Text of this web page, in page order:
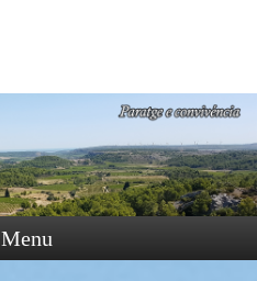
Paratge e Convivència
Menu